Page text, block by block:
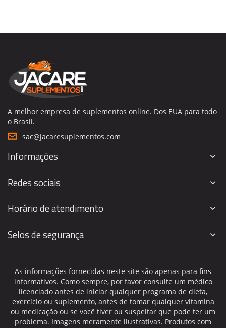
A melhor empresa de suplementos online. Dos EUA para todo
o Brasil.
sac@jacaresuplementos.com
Informações
Redes sociais
Horário de atendimento
Selos de segurança
As informações fornecidas neste site são apenas para fins
informativos. Como sempre, por favor consulte um médico
licenciado antes de iniciar qualquer programa de dieta,
exercício ou suplemento, antes de tomar qualquer vitamina
ou medicação ou se você tiver ou suspeitar que pode ter um
problema. Imagens meramente ilustrativas. Produtos com